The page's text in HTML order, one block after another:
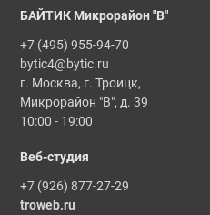
БАЙТИК Микрорайон "В"
+7 (495) 955-94-70
bytic4@bytic.ru
г. Москва, г. Троицк,
Микрорайон "В", д. 39
10:00 - 19:00
Веб-студия
+7 (926) 877-27-29
troweb.ru